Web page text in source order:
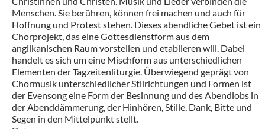
Menschen. Sie berühren, können frei machen und auch für
Hoffnung und Protest stehen. Dieses abendliche Gebet ist ein
Chorprojekt, das eine Gottesdienstform aus dem
anglikanischen Raum vorstellen und etablieren will. Dabei
handelt es sich um eine Mischform aus unterschiedlichen
Elementen der Tagzeitenliturgie. Überwiegend geprägt von
Chormusik unterschiedlicher Stilrichtungen und Formen ist
der Evensong eine Form der Besinnung und des Abendlobs in
der Abenddämmerung, der Hinhören, Stille, Dank, Bitte und
Segen in den Mittelpunkt stellt.